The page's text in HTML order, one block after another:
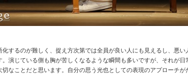
するのが難しく、捉え方次第では全員が良い人にも見えるし、悪い
。演じている側も胸が苦しくなるような瞬間も多いですが、それが日
切なことだと思います。自分の思う光也としての表現のアプローチが